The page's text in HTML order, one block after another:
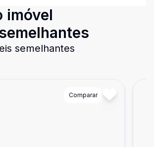
imóvel
semelhantes
Comparar